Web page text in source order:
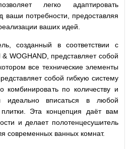
легко адаптировать
ваши потребности, предоставляя
ваших идей.
созданный в соответствии с
WOGHAND, представляет собой
все технические элементы
собой гибкую систему
комбинировать по количеству и
идеально вписаться в любой
Эта концепция даёт вам
и делает полотенцесушитель
современных ванных комнат.